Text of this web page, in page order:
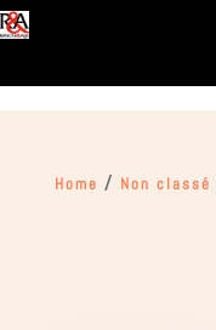
Home / Non classé